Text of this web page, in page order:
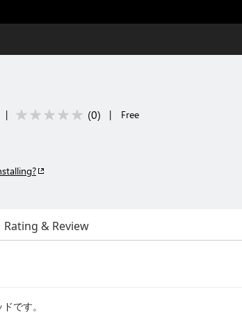
| (0) | Free
Rating & Review
です。